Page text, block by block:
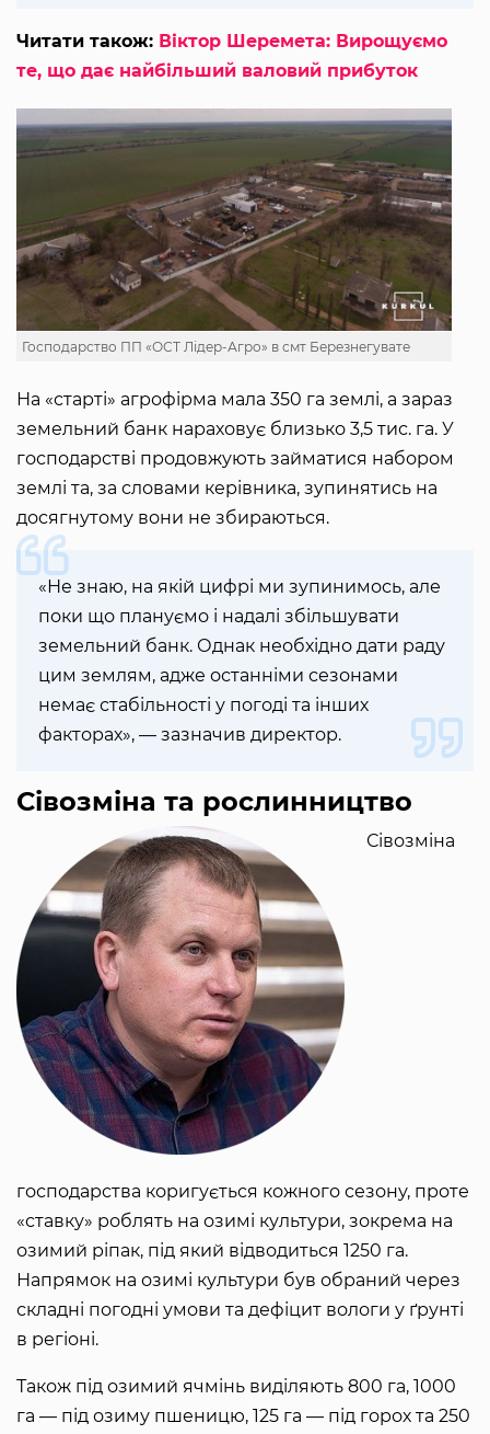
Читати також: Віктор Шеремета: Вирощуємо
те, що дає найбільший валовий прибуток
Господарство ПП «ОСТ Лідер-Агро» в смт Березнегувате
На «старті» агрофірма мала 350 га землі, а зараз
земельний банк нараховує близько 3,5 тис. га. У
господарстві продовжують займатися набором
землі та, за словами керівника, зупинятись на
досягнутому вони не збираються.
«Не знаю, на якій цифрі ми зупинимось, але
поки що плануємо і надалі збільшувати
земельний банк. Однак необхідно дати раду
цим землям, адже останніми сезонами
немає стабільності у погоді та інших
факторах», — зазначив директор.
Сівозміна та рослинництво
Сівозміна
господарства коригується кожного сезону, проте
«ставку» роблять на озимі культури, зокрема на
озимий ріпак, під який відводиться 1250 га.
Напрямок на озимі культури був обраний через
складні погодні умови та дефіцит вологи у ґрунті
в регіоні.
Також під озимий ячмінь виділяють 800 га, 1000
га — під озиму пшеницю, 125 га — під горох та 250